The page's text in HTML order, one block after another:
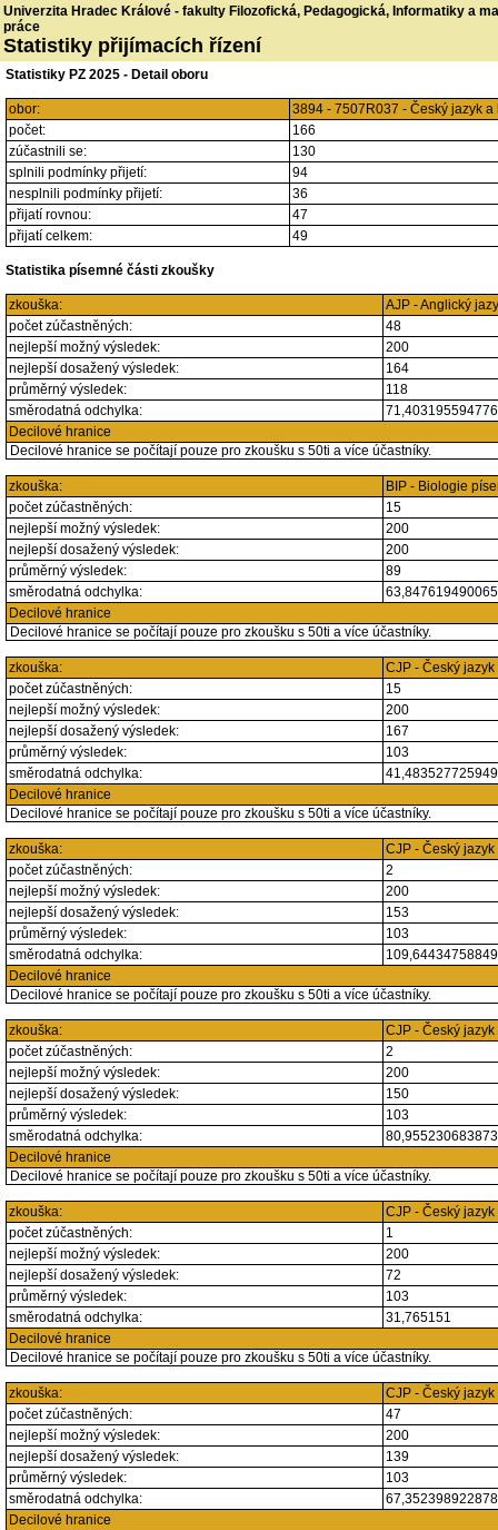
Univerzita Hradec Králové - fakulty Filozofická, Pedagogická, Informatiky a
práce
Statistiky přijímacích řízení
Statistiky PZ 2025 - Detail oboru
obor:
3894 - 7507R037 - Český jazyk
počet:
166
zúčastnili se:
130
splnili podmínky přijetí:
94
nesplnili podmínky přijetí:
36
přijatí rovnou:
47
přijatí celkem:
49
Statistika písemné části zkoušky
zkouška:
AJP - Anglický
počet zúčastněných:
48
nejlepší možný výsledek:
200
nejlepší dosažený výsledek:
164
průměrný výsledek:
118
směrodatná odchylka:
Decilové hranice
Decilové hranice se počítají pouze pro zkoušku s 50ti a více účastníky.
zkouška:
BIP - Biologie
počet zúčastněných:
15
nejlepší možný výsledek:
200
nejlepší dosažený výsledek:
200
průměrný výsledek:
89
směrodatná odchylka:
Decilové hranice
Decilové hranice se počítají pouze pro zkoušku s 50ti a více účastníky.
zkouška:
CJP - Český jazyk
počet zúčastněných:
15
nejlepší možný výsledek:
200
nejlepší dosažený výsledek:
167
průměrný výsledek:
103
směrodatná odchylka:
Decilové hranice
Decilové hranice se počítají pouze pro zkoušku s 50ti a více účastníky.
zkouška:
CJP - Český jazyk
počet zúčastněných:
2
nejlepší možný výsledek:
200
nejlepší dosažený výsledek:
153
průměrný výsledek:
103
směrodatná odchylka:
Decilové hranice
Decilové hranice se počítají pouze pro zkoušku s 50ti a více účastníky.
zkouška:
CJP - Český jazyk
počet zúčastněných:
2
nejlepší možný výsledek:
200
nejlepší dosažený výsledek:
150
průměrný výsledek:
103
směrodatná odchylka:
Decilové hranice
Decilové hranice se počítají pouze pro zkoušku s 50ti a více účastníky.
zkouška:
CJP - Český jazyk
počet zúčastněných:
1
nejlepší možný výsledek:
200
nejlepší dosažený výsledek:
72
průměrný výsledek:
103
směrodatná odchylka:
31,765151
Decilové hranice
Decilové hranice se počítají pouze pro zkoušku s 50ti a více účastníky.
zkouška:
CJP - Český jazyk
počet zúčastněných:
47
nejlepší možný výsledek:
200
nejlepší dosažený výsledek:
139
průměrný výsledek:
103
směrodatná odchylka:
Decilové hranice